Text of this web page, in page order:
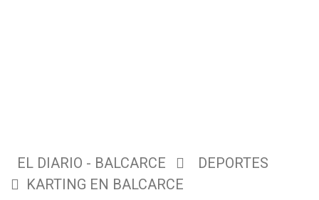
EL DIARIO - BALCARCE
DEPORTES
KARTING EN BALCARCE